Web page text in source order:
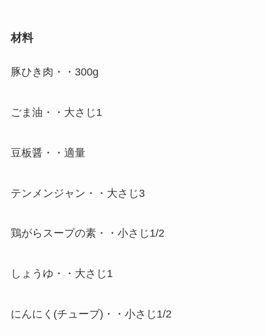
材料
豚ひき肉・・300g
ごま油・・大さじ1
豆板醤・・適量
テンメンジャン・・大さじ3
鶏がらスープの素・・小さじ1/2
しょうゆ・・大さじ1
にんにく(チューブ)・・小さじ1/2